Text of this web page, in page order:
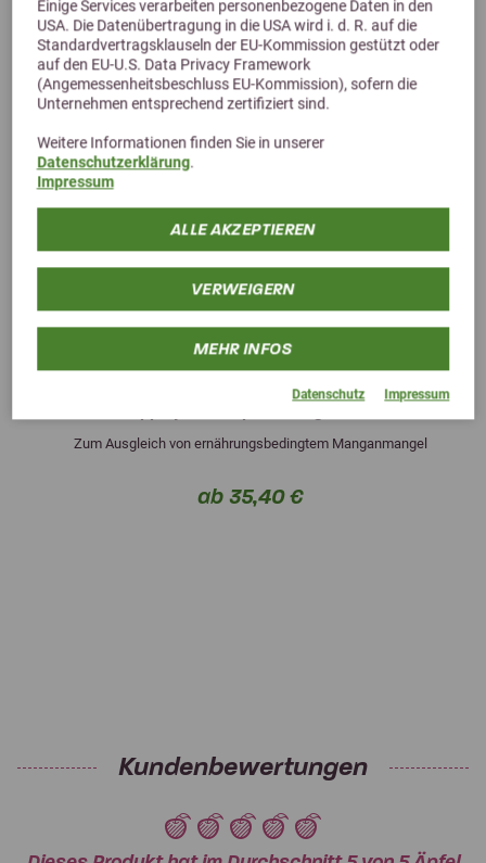
Einige Services verarbeiten personenbezogene Daten in den
USA. Die Datenübertragung in die USA wird i. d. R. auf die
Standardvertragsklauseln der EU-Kommission gestützt oder
auf den EU-U.S. Data Privacy Framework
(Angemessenheitsbeschluss EU-Kommission), sofern die
Unternehmen entsprechend zertifiziert sind.
Weitere Informationen finden Sie in unserer
Datenschutzerklärung.
Impressum
ALLE AKZEPTIEREN
VERWEIGERN
MEHR INFOS
Datenschutz Impressum
Zum Ausgleich von ernährungsbedingtem Manganmangel
ab 35,40 €
Kundenbewertungen